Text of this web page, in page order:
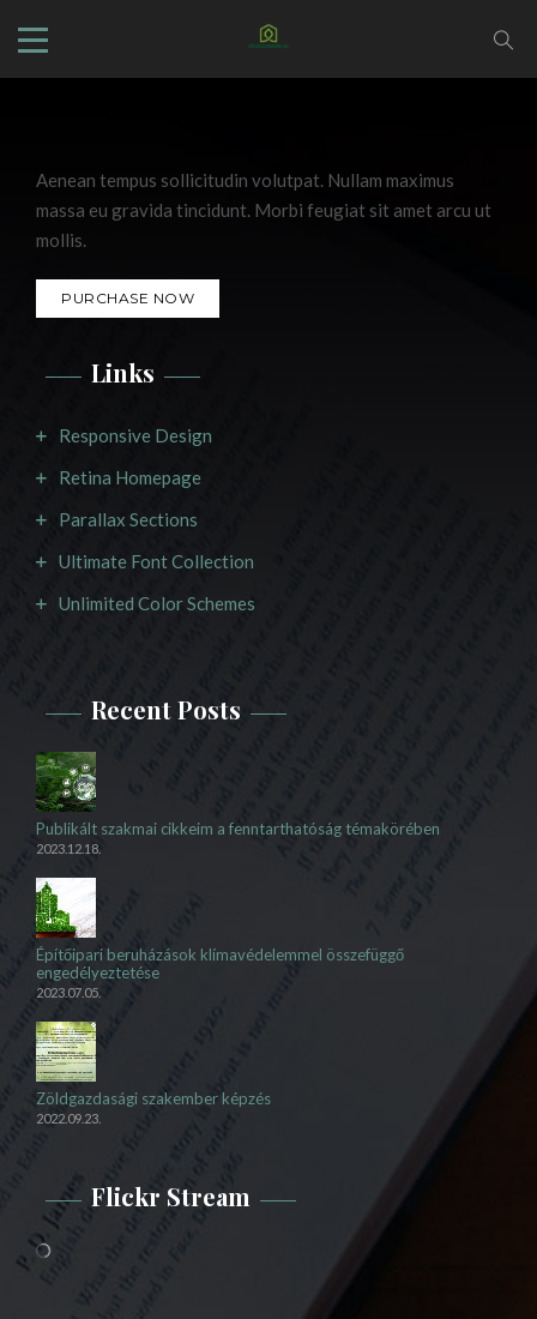
Aenean tempus sollicitudin volutpat. Nullam maximus
massa eu gravida tincidunt. Morbi feugiat sit amet arcu ut
mollis.
PURCHASE NOW
Links
Responsive Design
Retina Homepage
Parallax Sections
Ultimate Font Collection
Unlimited Color Schemes
Recent Posts
Publikált szakmai cikkeim a fenntarthatóság témakörében
2023.12.18.
Építőipari beruházások klímavédelemmel összefüggő
engedélyeztetése
2023.07.05.
Zöldgazdasági szakember képzés
2022.09.23.
Flickr Stream